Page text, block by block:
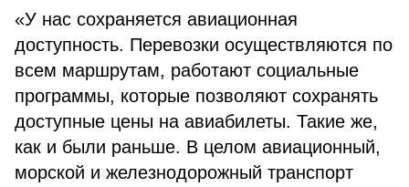
«У нас сохраняется авиационная
доступность. Перевозки осуществляются по
всем маршрутам, работают социальные
программы, которые позволяют сохранять
доступные цены на авиабилеты. Такие же,
как и были раньше. В целом авиационный,
морской и железнодорожный транспорт